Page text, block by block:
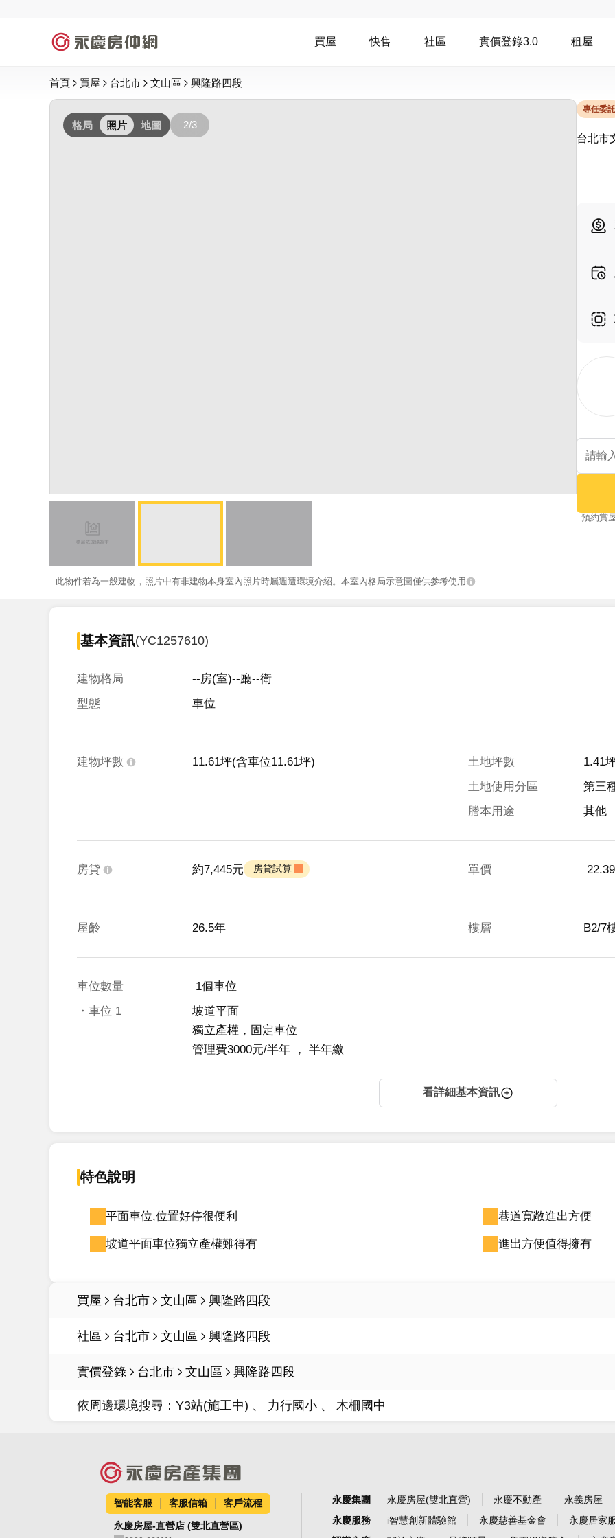
買屋 快售 社區 實價登錄3.0 租屋
首頁 買屋 台北市 文山區 興隆路四段
格局 照片 地圖 2/3
此物件若為一般建物，照片中有非建物本身室內照片時屬週遭環境介紹。本室內格局示意圖僅供參考使用
專任委託
台北市
預約賞
基本資訊(YC1257610)
建物格局
--房(室)--廳--衛
型態
車位
建物坪數 11.61坪(含車位11.61坪) 土地坪數
1.41
土地使用分區
第三
謄本用途
其他
房貸 約7,445元 房貸試算 單價
屋齡 26.5年 樓層 B2/7
車位數量
1個車位
・車位 1
坡道平面
獨立產權，固定車位
管理費3000元/半年 ， 半年繳
看詳細基本資訊
特色說明
平面車位,位置好停很便利 巷道寬敞進出方便
坡道平面車位獨立產權難得有 進出方便值得擁有
買屋 台北市 文山區 興隆路四段
社區 台北市 文山區 興隆路四段
實價登錄 台北市 文山區 興隆路四段
依周邊環境搜尋： Y3站(施工中) 力行國小 木柵國中
智能客服 客服信箱 客戶流程
永慶房屋-直營店 (雙北直營區)
永慶集團 永慶房屋(雙北直營) 永慶不動產
永義房屋
永慶服務
i智慧創新體驗館 永慶慈善基金會
永慶居家